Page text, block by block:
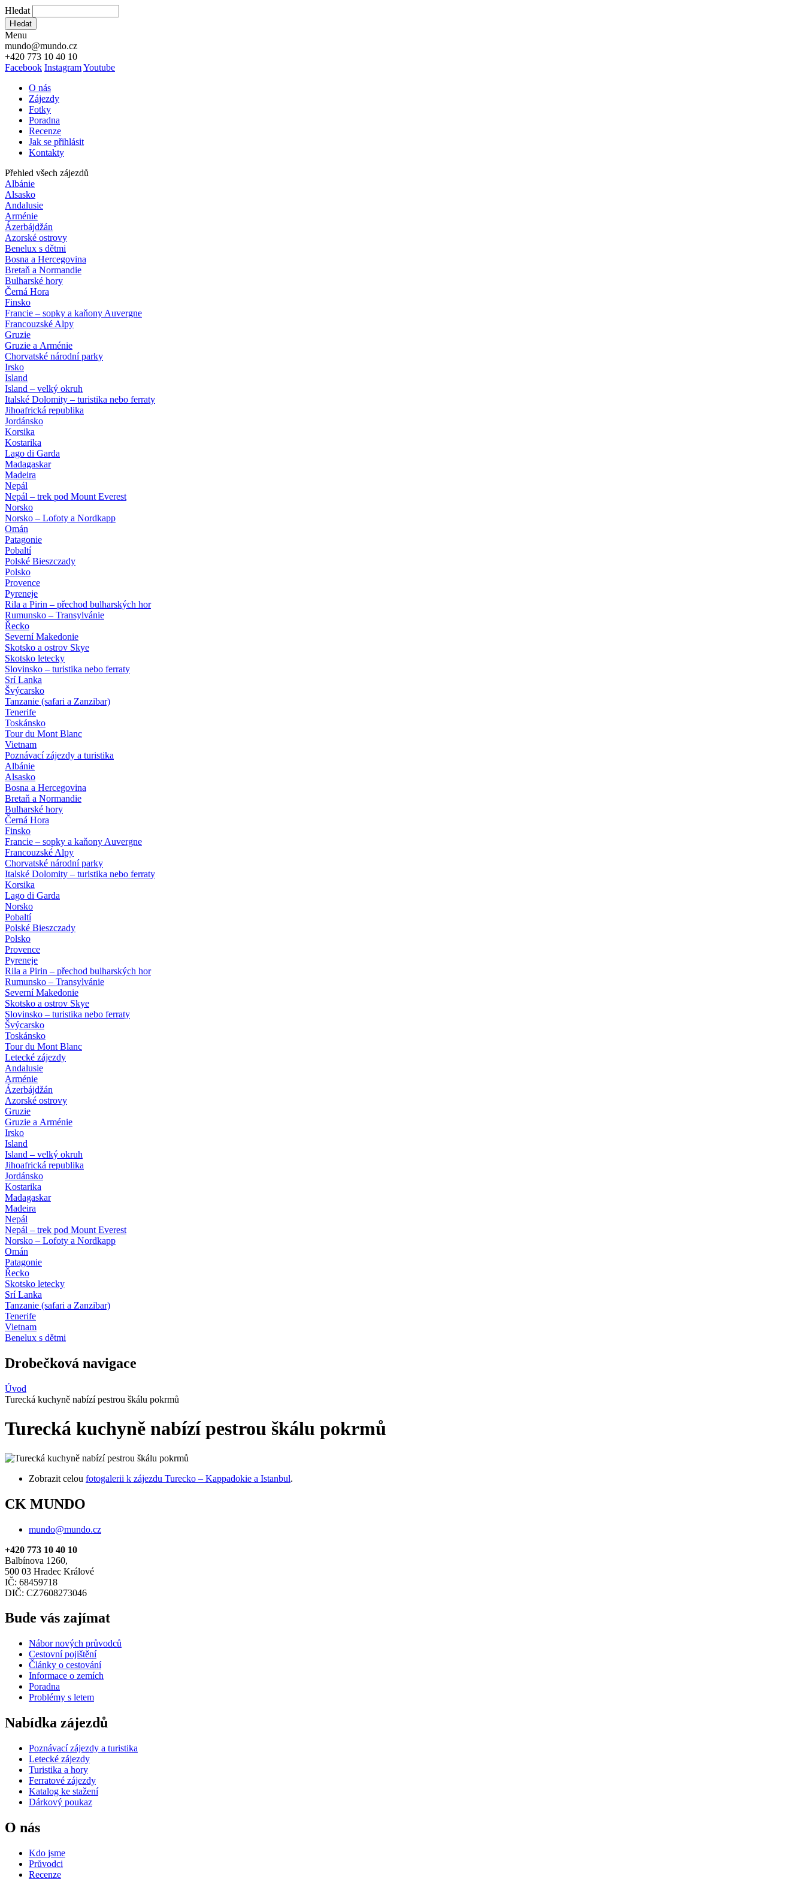
Hledat
Hledat
Menu
mundo@mundo.cz
+420 773 10 40 10
Facebook InstagramYoutube
O nás
Zájezdy
Fotky
Poradna
Recenze
Jak se přihlásit
Kontakty
Přehled všech zájezdů
Albánie
Alsasko
Andalusie
Arménie
Ázerbájdžán
Azorské ostrovy
Benelux s dětmi
Bosna a Hercegovina
Bretaň a Normandie
Bulharské hory
Černá Hora
Finsko
Francie – sopky a kaňony Auvergne
Francouzské Alpy
Gruzie
Gruzie a Arménie
Chorvatské národní parky
Irsko
Island
Island – velký okruh
Italské Dolomity – turistika nebo ferraty
Jihoafrická republika
Jordánsko
Korsika
Kostarika
Lago di Garda
Madagaskar
Madeira
Nepál
Nepál – trek pod Mount Everest
Norsko
Norsko – Lofoty a Nordkapp
Omán
Patagonie
Pobaltí
Polské Bieszczady
Polsko
Provence
Pyreneje
Rila a Pirin – přechod bulharských hor
Rumunsko – Transylvánie
Řecko
Severní Makedonie
Skotsko a ostrov Skye
Skotsko letecky
Slovinsko – turistika nebo ferraty
Srí Lanka
Švýcarsko
Tanzanie (safari a Zanzibar)
Tenerife
Toskánsko
Tour du Mont Blanc
Vietnam
Poznávací zájezdy a turistika
Albánie
Alsasko
Bosna a Hercegovina
Bretaň a Normandie
Bulharské hory
Černá Hora
Finsko
Francie – sopky a kaňony Auvergne
Francouzské Alpy
Chorvatské národní parky
Italské Dolomity – turistika nebo ferraty
Korsika
Lago di Garda
Norsko
Pobaltí
Polské Bieszczady
Polsko
Provence
Pyreneje
Rila a Pirin – přechod bulharských hor
Rumunsko – Transylvánie
Severní Makedonie
Skotsko a ostrov Skye
Slovinsko – turistika nebo ferraty
Švýcarsko
Toskánsko
Tour du Mont Blanc
Letecké zájezdy
Andalusie
Arménie
Ázerbájdžán
Azorské ostrovy
Gruzie
Gruzie a Arménie
Irsko
Island
Island – velký okruh
Jihoafrická republika
Jordánsko
Kostarika
Madagaskar
Madeira
Nepál
Nepál – trek pod Mount Everest
Norsko – Lofoty a Nordkapp
Omán
Patagonie
Řecko
Skotsko letecky
Srí Lanka
Tanzanie (safari a Zanzibar)
Tenerife
Vietnam
Benelux s dětmi
Drobečková navigace
Úvod
Turecká kuchyně nabízí pestrou škálu pokrmů
Turecká kuchyně nabízí pestrou škálu pokrmů
Zobrazit celou fotogalerii k zájezdu Turecko – Kappadokie a Istanbul.
CK MUNDO
mundo@mundo.cz
+420 773 10 40 10
Balbínova 1260,
500 03 Hradec Králové
IČ: 68459718
DIČ: CZ7608273046
Bude vás zajímat
Nábor nových průvodců
Cestovní pojištění
Články o cestování
Informace o zemích
Poradna
Problémy s letem
Nabídka zájezdů
Poznávací zájezdy a turistika
Letecké zájezdy
Turistika a hory
Ferratové zájezdy
Katalog ke stažení
Dárkový poukaz
O nás
Kdo jsme
Průvodci
Recenze